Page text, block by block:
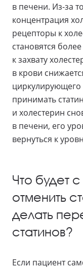
в печени. Из-за
концентрация
рецепторы к
становятся
к захвату
в крови
циркулирующего
принимать
и холестерин
в печени, его
вернуться к
Что будет
отменить
делать
статинов?
Если пациент